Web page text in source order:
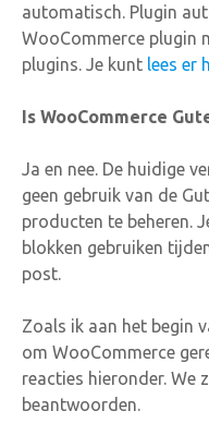
automatisch. Plugin
WooCommerce plugin
plugins. Je kunt lees er
Is WooCommerce
Ja en nee. De huidige
geen gebruik van de
producten te beheren.
blokken gebruiken
post.
Zoals ik aan het begin
om WooCommerce
reacties hieronder. We
beantwoorden.